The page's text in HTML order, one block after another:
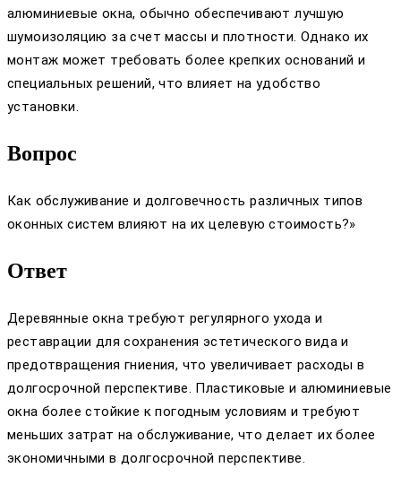
алюминиевые окна, обычно обеспечивают лучшую
шумоизоляцию за счет массы и плотности. Однако их
монтаж может требовать более крепких оснований и
специальных решений, что влияет на удобство
установки.
Вопрос
Как обслуживание и долговечность различных типов
оконных систем влияют на их целевую стоимость?»
Ответ
Деревянные окна требуют регулярного ухода и
реставрации для сохранения эстетического вида и
предотвращения гниения, что увеличивает расходы в
долгосрочной перспективе. Пластиковые и алюминиевые
окна более стойкие к погодным условиям и требуют
меньших затрат на обслуживание, что делает их более
экономичными в долгосрочной перспективе.